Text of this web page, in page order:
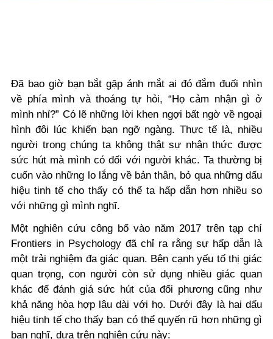
Đã bao giờ bạn bắt gặp ánh mắt ai đó đắm đuối nhìn
về phía mình và thoáng tự hỏi, “Họ cảm nhận gì ở
mình nhỉ?” Có lẽ những lời khen ngợi bất ngờ về ngoại
hình đôi lúc khiến bạn ngỡ ngàng. Thực tế là, nhiều
người trong chúng ta không thật sự nhận thức được
sức hút mà mình có đối với người khác. Ta thường bị
cuốn vào những lo lắng về bản thân, bỏ qua những dấu
hiệu tinh tế cho thấy có thể ta hấp dẫn hơn nhiều so
với những gì mình nghĩ.
Một nghiên cứu công bố vào năm 2017 trên tạp chí
Frontiers in Psychology đã chỉ ra rằng sự hấp dẫn là
một trải nghiệm đa giác quan. Bên cạnh yếu tố thị giác
quan trọng, con người còn sử dụng nhiều giác quan
khác để đánh giá sức hút của đối phương cũng như
khả năng hòa hợp lâu dài với họ. Dưới đây là hai dấu
hiệu tinh tế cho thấy bạn có thể quyến rũ hơn những gì
bạn nghĩ, dựa trên nghiên cứu này: